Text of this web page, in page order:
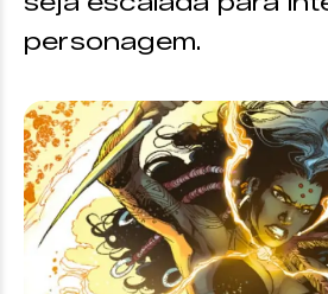
personagem.